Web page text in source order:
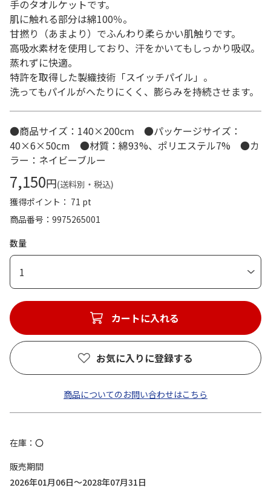
手のタオルケットです。
肌に触れる部分は綿100％。
甘撚り（あまより）でふんわり柔らかい肌触りです。
高吸水素材を使用しており、汗をかいてもしっかり吸収。
蒸れずに快適。
特許を取得した製織技術「スイッチパイル」。
洗ってもパイルがへたりにくく、膨らみを持続させます。
●商品サイズ：140×200cｍ ●パッケージサイズ：
40×6×50cm ●材質：綿93%、ポリエステル7% ●カ
ラー：ネイビーブルー
7,150円(送料別・税込)
獲得ポイント： 71 pt
商品番号
9975265001
数量
1
カートに入れる
お気に入りに登録する
商品についてのお問い合わせはこちら
在庫
〇
販売期間
2026年01月06日～2028年07月31日